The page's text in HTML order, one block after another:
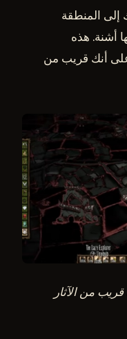
المنطقة
أشنة. هذه
على أنك قريب من
من الآثار